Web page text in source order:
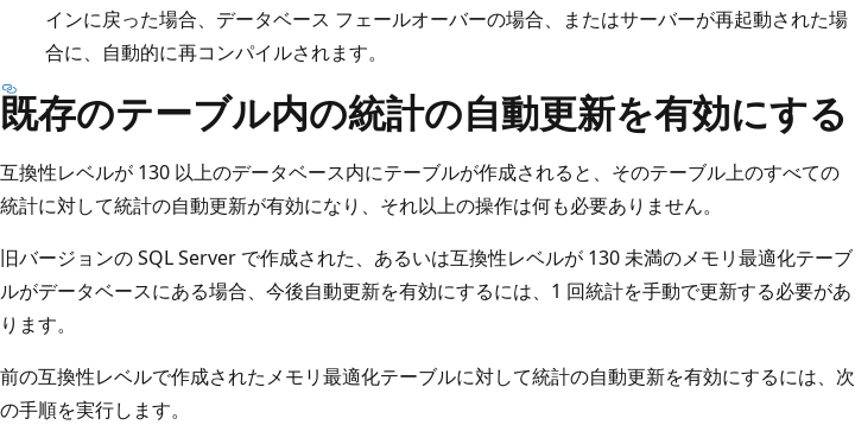
インに戻った場合、データベース フェールオーバーの場合、またはサーバーが再起動された場
合に、自動的に再コンパイルされます。
既存のテーブル内の統計の自動更新を有効にする
互換性レベルが 130 以上のデータベース内にテーブルが作成されると、そのテーブル上のすべての
統計に対して統計の自動更新が有効になり、それ以上の操作は何も必要ありません。
旧バージョンの SQL Server で作成された、あるいは互換性レベルが 130 未満のメモリ最適化テーブ
ルがデータベースにある場合、今後自動更新を有効にするには、1 回統計を手動で更新する必要があ
ります。
前の互換性レベルで作成されたメモリ最適化テーブルに対して統計の自動更新を有効にするには、次
の手順を実行します。